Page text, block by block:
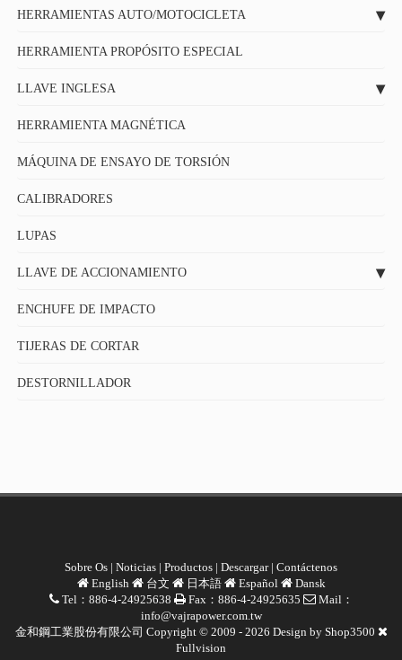
HERRAMIENTAS AUTO/MOTOCICLETA
HERRAMIENTA PROPÓSITO ESPECIAL
LLAVE INGLESA
HERRAMIENTA MAGNÉTICA
MÁQUINA DE ENSAYO DE TORSIÓN
CALIBRADORES
LUPAS
LLAVE DE ACCIONAMIENTO
ENCHUFE DE IMPACTO
TIJERAS DE CORTAR
DESTORNILLADOR
Sobre Os | Noticias | Productos | Descargar| Contáctenos
English
台文 日本語 Español
Dansk
Tel：886-4-24925638
Fax：886-4-24925635
Mail：
info@vajrapower.com.tw
金和鋼工業股份有限公司 Copyright © 2009 - 2026 Design by Shop3500
Fullvision